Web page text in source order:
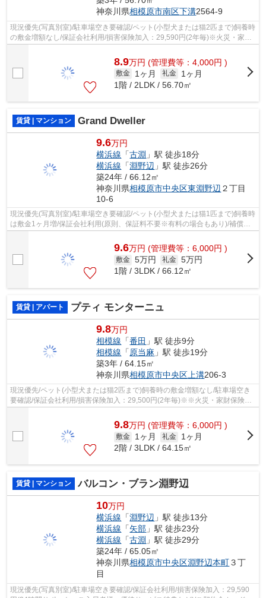
神奈川県相模原市南区下溝2564-9
現況優先(写真別室)/駐車場空き要確認/ペット(小型犬または猫2匹まで)飼養時
の敷金増額なし/保証会社利用/損害保険加入：29,590円(2年毎)※火災・家財
8.9万円 (管理費等：4,000円 )
敷金 1ヶ月 礼金
1ヶ月
1階 / 2LDK / 56.70㎡
賃貸 | マンション Grand Dweller
9.6万円
横浜線 「古淵 」駅 徒歩18分
横浜線 「淵野辺 」駅 徒歩26分
築24年 / 66.12㎡
神奈川県相模原市中央区東淵野辺 ２丁目
10-6
現況優先(写真別室)/駐車場空き要確認/ペット(小型犬または猫1匹まで)飼養時
は敷金1ヶ月増/保証会社利用(原則、保証料不要※有料の場合もあり)/補償付
帯費：1,650円(月々)※火災・家財保...
9.6万円 (管理費等：6,000円 )
敷金 5万円 礼金 5万円
1階 / 3LDK / 66.12㎡
賃貸 | アパート プティ モンターニュ
9.8万円
相模線 「番田 」駅 徒歩9分
相模線 「原当麻 」駅 徒歩19分
築3年 / 64.15㎡
神奈川県相模原市中央区 上溝206-3
現況優先/ペット(小型犬または猫2匹まで)飼養時の敷金増額なし/駐車場空き
要確認/保証会社利用/損害保険加入：29,500円(2年毎)※※火災・家財保険、
9.8万円 (管理費等：6,000円 )
敷金 1ヶ月 礼金
1ヶ月
2階 / 3LDK / 64.15㎡
賃貸 | マンション バルコン・ブラン淵野辺
10万円
横浜線 「淵野辺 」駅 徒歩13分
横浜線 「矢部 」駅 徒歩23分
横浜線 「古淵 」駅 徒歩29分
築24年 / 65.05㎡
神奈川県相模原市中央区淵野辺本町３丁
目
現況優先(写真別室)/駐車場空き要確認/保証会社利用/損害保険加入：29,590